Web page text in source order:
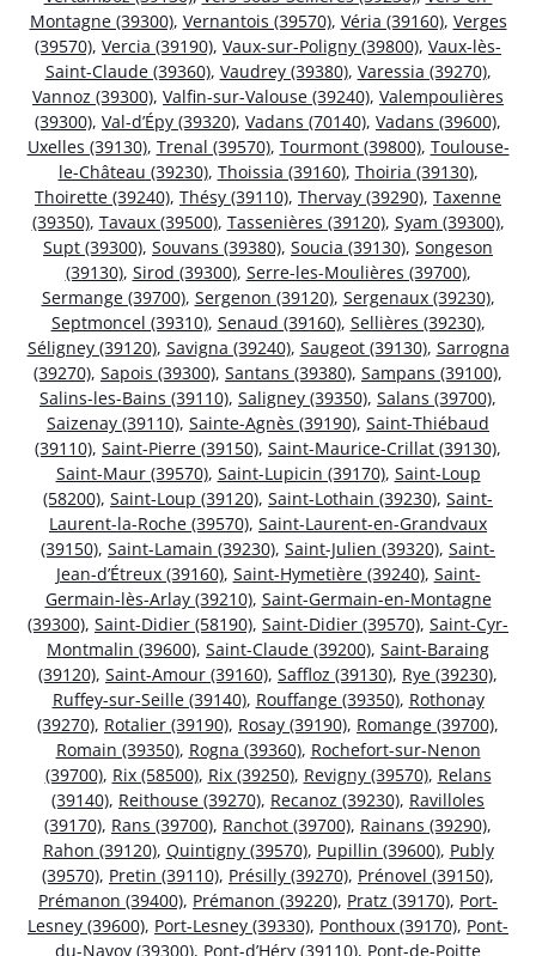
Montagne (39300), Vernantois (39570), Véria (39160), Verges
(39570), Vercia (39190), Vaux-sur-Poligny (39800), Vaux-lès-
Saint-Claude (39360), Vaudrey (39380), Varessia (39270),
Vannoz (39300), Valfin-sur-Valouse (39240), Valempoulières
(39300), Val-d’Épy (39320), Vadans (70140), Vadans (39600),
Uxelles (39130), Trenal (39570), Tourmont (39800), Toulouse-
le-Château (39230), Thoissia (39160), Thoiria (39130),
Thoirette (39240), Thésy (39110), Thervay (39290), Taxenne
(39350), Tavaux (39500), Tassenières (39120), Syam (39300),
Supt (39300), Souvans (39380), Soucia (39130), Songeson
(39130), Sirod (39300), Serre-les-Moulières (39700),
Sermange (39700), Sergenon (39120), Sergenaux (39230),
Septmoncel (39310), Senaud (39160), Sellières (39230),
Séligney (39120), Savigna (39240), Saugeot (39130), Sarrogna
(39270), Sapois (39300), Santans (39380), Sampans (39100),
Salins-les-Bains (39110), Saligney (39350), Salans (39700),
Saizenay (39110), Sainte-Agnès (39190), Saint-Thiébaud
(39110), Saint-Pierre (39150), Saint-Maurice-Crillat (39130),
Saint-Maur (39570), Saint-Lupicin (39170), Saint-Loup
(58200), Saint-Loup (39120), Saint-Lothain (39230), Saint-
Laurent-la-Roche (39570), Saint-Laurent-en-Grandvaux
(39150), Saint-Lamain (39230), Saint-Julien (39320), Saint-
Jean-d’Étreux (39160), Saint-Hymetière (39240), Saint-
Germain-lès-Arlay (39210), Saint-Germain-en-Montagne
(39300), Saint-Didier (58190), Saint-Didier (39570), Saint-Cyr-
Montmalin (39600), Saint-Claude (39200), Saint-Baraing
(39120), Saint-Amour (39160), Saffloz (39130), Rye (39230),
Ruffey-sur-Seille (39140), Rouffange (39350), Rothonay
(39270), Rotalier (39190), Rosay (39190), Romange (39700),
Romain (39350), Rogna (39360), Rochefort-sur-Nenon
(39700), Rix (58500), Rix (39250), Revigny (39570), Relans
(39140), Reithouse (39270), Recanoz (39230), Ravilloles
(39170), Rans (39700), Ranchot (39700), Rainans (39290),
Rahon (39120), Quintigny (39570), Pupillin (39600), Publy
(39570), Pretin (39110), Présilly (39270), Prénovel (39150),
Prémanon (39400), Prémanon (39220), Pratz (39170), Port-
Lesney (39600), Port-Lesney (39330), Ponthoux (39170), Pont-
du-Navoy (39300), Pont-d’Héry (39110), Pont-de-Poitte